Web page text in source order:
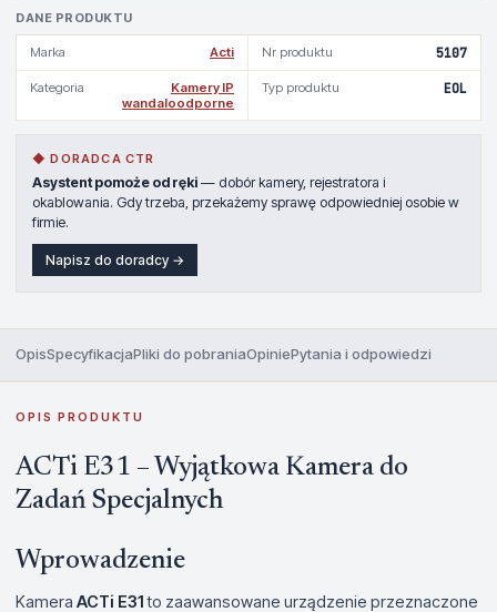
DANE PRODUKTU
Marka Acti Nr produktu 5107
Kategoria
Kamery IP
wandaloodporne
Typ produktu EOL
◆ DORADCA CTR
Asystent pomoże od ręki — dobór kamery, rejestratora i
okablowania. Gdy trzeba, przekażemy sprawę odpowiedniej osobie w
firmie.
Napisz do doradcy →
OpisSpecyfikacjaPliki do pobraniaOpiniePytania i odpowiedzi
OPIS PRODUKTU
ACTi E31 – Wyjątkowa Kamera do
Zadań Specjalnych
Wprowadzenie
Kamera ACTi E31to zaawansowane urządzenie przeznaczone